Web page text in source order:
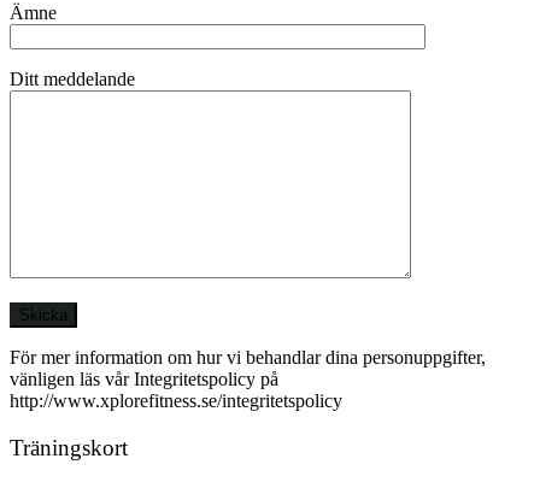
Ämne
Ditt meddelande
För mer information om hur vi behandlar dina personuppgifter,
vänligen läs vår Integritetspolicy på
http://www.xplorefitness.se/integritetspolicy
Träningskort